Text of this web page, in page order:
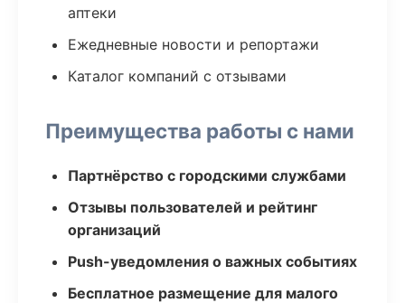
аптеки
Ежедневные новости и репортажи
Каталог компаний с отзывами
Преимущества работы с нами
Партнёрство с городскими службами
Отзывы пользователей и рейтинг
организаций
Push-уведомления о важных событиях
Бесплатное размещение для малого